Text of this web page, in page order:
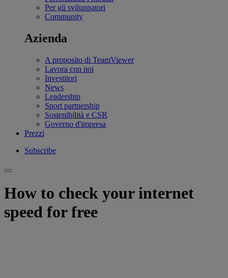
Per gli sviluppatori
Community
Azienda
A proposito di TeamViewer
Lavora con noi
Investitori
News
Leadership
Sport partnership
Sostenibilità e CSR
Governo d'impresa
Prezzi
Subscribe
How to check your internet
speed for free